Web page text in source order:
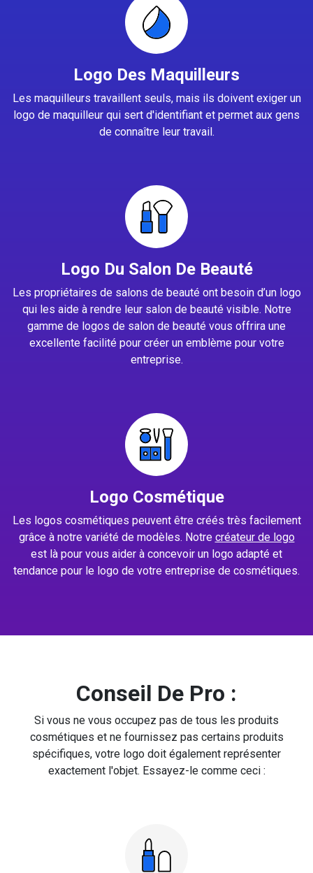
Logo Des Maquilleurs
Les maquilleurs travaillent seuls, mais ils doivent exiger un
logo de maquilleur qui sert d'identifiant et permet aux gens
de connaître leur travail.
Logo Du Salon De Beauté
Les propriétaires de salons de beauté ont besoin d’un logo
qui les aide à rendre leur salon de beauté visible. Notre
gamme de logos de salon de beauté vous offrira une
excellente facilité pour créer un emblème pour votre
entreprise.
Logo Cosmétique
Les logos cosmétiques peuvent être créés très facilement
grâce à notre variété de modèles. Notre créateur de logo
est là pour vous aider à concevoir un logo adapté et
tendance pour le logo de votre entreprise de cosmétiques.
Conseil De Pro :
Si vous ne vous occupez pas de tous les produits
cosmétiques et ne fournissez pas certains produits
spécifiques, votre logo doit également représenter
exactement l'objet. Essayez-le comme ceci :